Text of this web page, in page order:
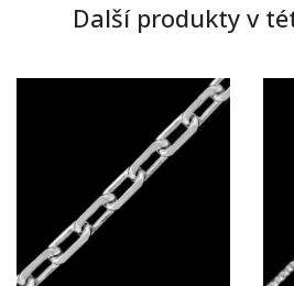
Další produkty v